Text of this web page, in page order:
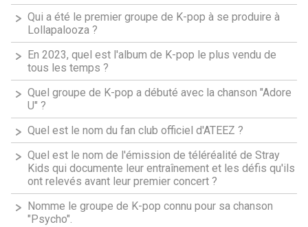
Qui a été le premier groupe de K-pop à se produire à
Lollapalooza ?
En 2023, quel est l'album de K-pop le plus vendu de
tous les temps ?
Quel groupe de K-pop a débuté avec la chanson "Adore
U" ?
Quel est le nom du fan club officiel d'ATEEZ ?
Quel est le nom de l'émission de téléréalité de Stray
Kids qui documente leur entraînement et les défis qu'ils
ont relevés avant leur premier concert ?
Nomme le groupe de K-pop connu pour sa chanson
"Psycho".